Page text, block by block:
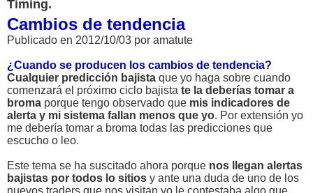
Timing.
Cambios de tendencia
Publicado en 2012/10/03 por amatute
¿Cuando se producen los cambios de tendencia?
Cualquier predicción bajista que yo haga sobre cuando
comenzará el próximo ciclo bajista te la deberías tomar a
broma porque tengo observado que mis indicadores de
alerta y mi sistema fallan menos que yo. Por extensión yo
me debería tomar a broma todas las predicciones que
escucho o leo.
Este tema se ha suscitado ahora porque nos llegan alertas
bajistas por todos lo sitios y ante una duda de uno de los
nuevos traders que nos visitan yo le contestaba algo que